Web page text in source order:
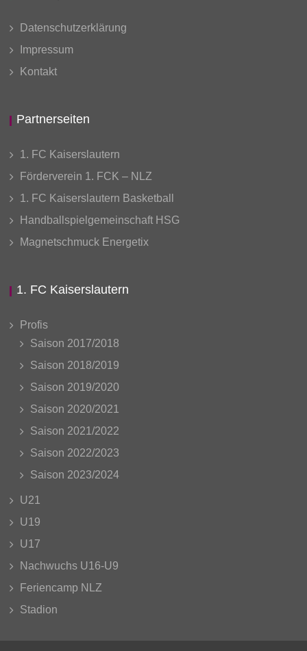
Datenschutzerklärung
Impressum
Kontakt
Partnerseiten
1. FC Kaiserslautern
Förderverein 1. FCK – NLZ
1. FC Kaiserslautern Basketball
Handballspielgemeinschaft HSG
Magnetschmuck Energetix
1. FC Kaiserslautern
Profis
Saison 2017/2018
Saison 2018/2019
Saison 2019/2020
Saison 2020/2021
Saison 2021/2022
Saison 2022/2023
Saison 2023/2024
U21
U19
U17
Nachwuchs U16-U9
Feriencamp NLZ
Stadion